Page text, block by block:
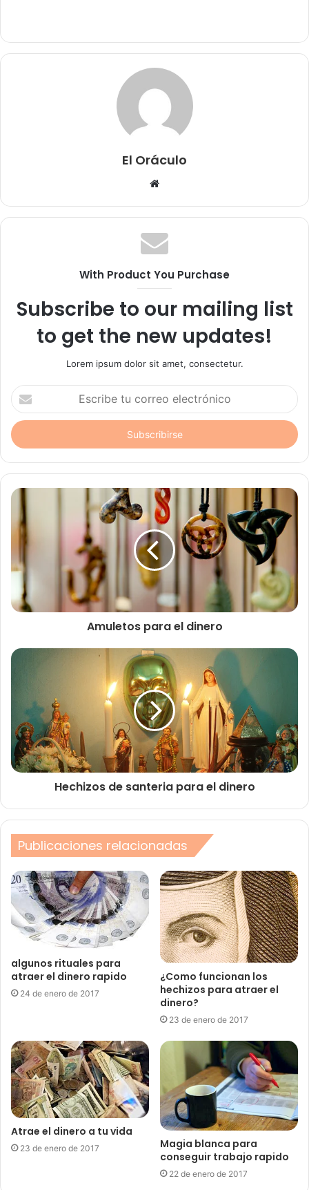
El Oráculo
Sitio
With Product You Purchase
Subscribe to our mailing list
to get the new updates!
Lorem ipsum dolor sit amet, consectetur.
Escribe
tu
correo
electrónico
Amuletos para el dinero
Hechizos de santeria para el dinero
Publicaciones relacionadas
algunos rituales para
atraer el dinero rapido
24 de enero de 2017
¿Como funcionan los
hechizos para atraer el
dinero?
23 de enero de 2017
Atrae el dinero a tu vida
23 de enero de 2017
Magia blanca para
conseguir trabajo rapido
22 de enero de 2017